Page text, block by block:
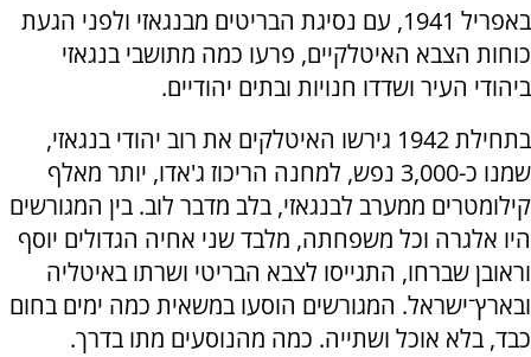
באפריל 1941, עם נסיגת הבריטים מבנגאזי ולפני הגעת
כוחות הצבא האיטלקיים, פרעו כמה מתושבי בנגאזי
ביהודי העיר ושדדו חנויות ובתים יהודיים.
בתחילת 1942 גירשו האיטלקים את רוב יהודי בנגאזי,
שמנו כ-3,000 נפש, למחנה הריכוז ג'אדו, יותר מאלף
קילומטרים ממערב לבנגאזי, בלב מדבר לוב. בין המגורשים
היו אלגרה וכל משפחתה, מלבד שני אחיה הגדולים יוסף
וראובן שברחו, התגייסו לצבא הבריטי ושרתו באיטליה
ובארץ־ישראל. המגורשים הוסעו במשאית כמה ימים בחום
כבד, בלא אוכל ושתייה. כמה מהנוסעים מתו בדרך.